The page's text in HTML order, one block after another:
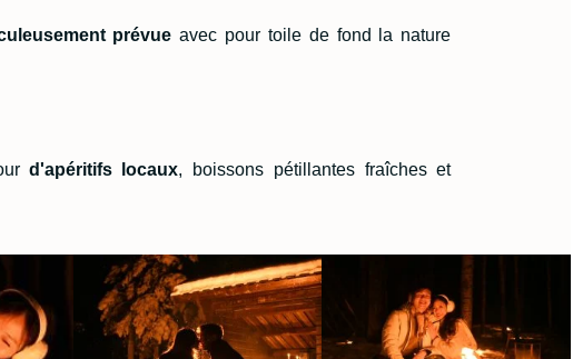
prévue avec pour toile de fond la nature
d'apéritifs locaux, boissons pétillantes fraîches et